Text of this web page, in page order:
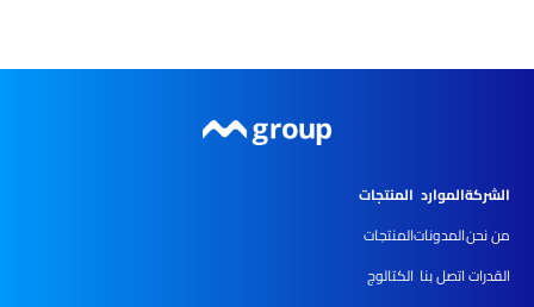
الشركة
من نحن
القدرات
الموارد
المدونات
اتصل بنا
المنتجات
المنتجات
الكتالوج